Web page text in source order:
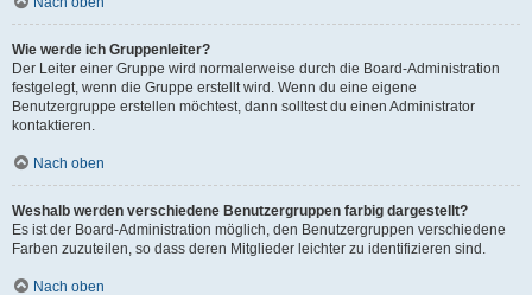
Wie werde ich Gruppenleiter?
Der Leiter einer Gruppe wird normalerweise durch die Board-Administration
festgelegt, wenn die Gruppe erstellt wird. Wenn du eine eigene
Benutzergruppe erstellen möchtest, dann solltest du einen Administrator
kontaktieren.
Nach oben
Weshalb werden verschiedene Benutzergruppen farbig dargestellt?
Es ist der Board-Administration möglich, den Benutzergruppen verschiedene
Farben zuzuteilen, so dass deren Mitglieder leichter zu identifizieren sind.
Nach oben